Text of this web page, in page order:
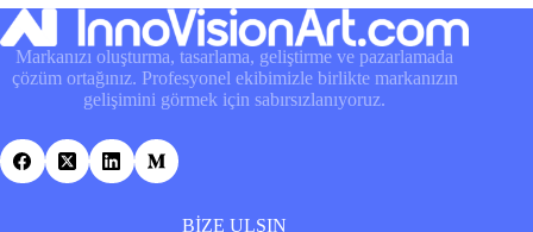
Markanızı oluşturma, tasarlama, geliştirme ve pazarlamada
çözüm ortağınız. Profesyonel ekibimizle birlikte markanızın
gelişimini görmek için sabırsızlanıyoruz.
BİZE ULŞIN